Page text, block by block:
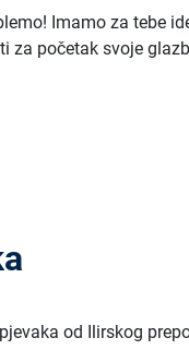
Imamo za tebe
za početak svoje
od Ilirskog